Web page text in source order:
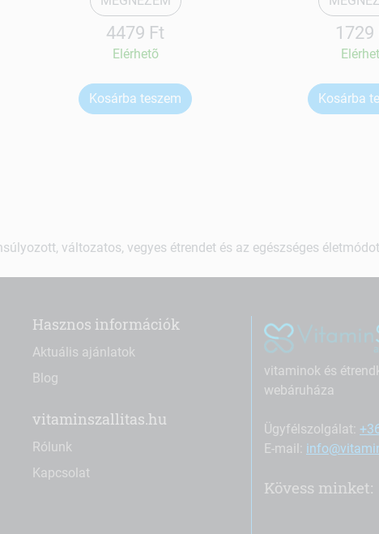
4479 Ft
Elérhetõ
Kosárba teszem
1729
Kosárba
változatos, vegyes étrendet és az egészséges
Hasznos információk
Aktuális ajánlatok
Blog
vitaminszallitas.hu
Rólunk
Kapcsolat
vitaminok és
webáruháza
Ügyfélszolgálat:
E-mail:
Kövess minket: